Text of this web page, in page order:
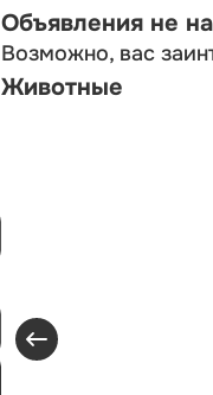
Объявления не
Возможно, вас
Животные